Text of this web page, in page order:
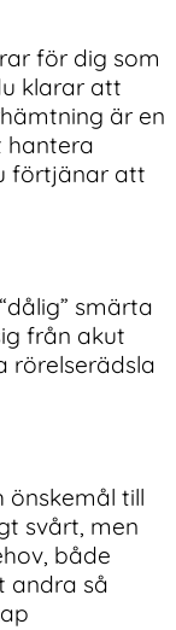
för dig som
klarar att
är en
hantera
förtjänar att
smärta
från akut
rörelserädsla
önskemål till
svårt, men
både
andra så